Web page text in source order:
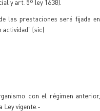
y art. 5º ley 1638).
las prestaciones será fijada en
(sic)
con el régimen anterior,
Ley vigente.-